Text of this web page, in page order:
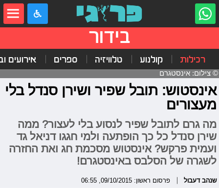
בידור
רכילות קולנוע טלוויזיה ספרים אירועים
© צילום: אינסטגרם
אינסטוש: תובל שפיר ושירן סנדל בלי
מעצורים
מה גרם לתובל שפיר לנסוע בלי לעצור? ממה
שירן סנדל כל כך הופתעה ולמי חגגו דניאל גד
ועמית פרקש? אינסטוש מסכמת חג ואת החזרה
לשגרה של הסלבס באינסטגרם!
שנהב דעבול פרסום ראשון: 09/10/2015, 06:55